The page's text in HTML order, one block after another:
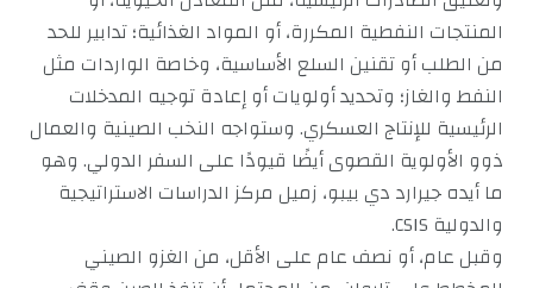
المنتجات النفطية المكررة، أو المواد الغذائية؛ تدابير للحد
من الطلب أو تقنين السلع الأساسية، وخاصة الواردات مثل
النفط والغاز؛ وتحديد أولويات أو إعادة توجيه المدخلات
الرئيسية للإنتاج العسكري. وستواجه النخب الصينية والعمال
ذوو الأولوية القصوى أيضًا قيودًا على السفر الدولي. وهو
ما أيده جيرارد دي بيبو، زميل مركز الدراسات الاستراتيجية
والدولية CSIS.
وقبل عام، أو نصف عام على الأقل، من الغزو الصيني